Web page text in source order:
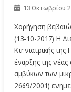
13 Οκτωβρίου
Χορήγηση
(13-10-2017) Η
Κτηνιατρικής
έναρξης της νέας
αμβύκων των
2669/2001)